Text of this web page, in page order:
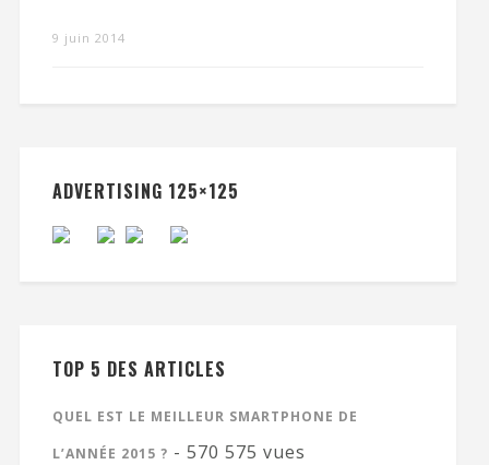
9 juin 2014
ADVERTISING 125×125
TOP 5 DES ARTICLES
QUEL EST LE MEILLEUR SMARTPHONE DE
L’ANNÉE 2015 ? - 570 575 vues